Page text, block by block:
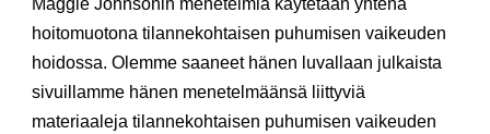
Maggie Johnsonin menetelmiä käytetään yhtenä
hoitomuotona tilannekohtaisen puhumisen vaikeuden
hoidossa. Olemme saaneet hänen luvallaan julkaista
sivuillamme hänen menetelmäänsä liittyviä
materiaaleja tilannekohtaisen puhumisen vaikeuden